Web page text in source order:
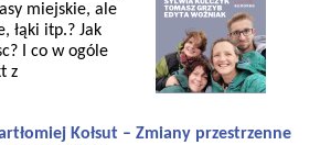
miejskie, ale
łąki itp.? Jak
I co w ogóle
z
Kołsut – Zmiany przestrzenne